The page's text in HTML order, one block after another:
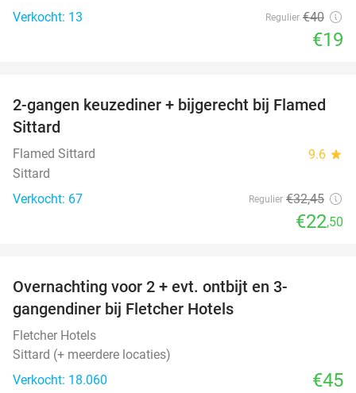
Verkocht: 13
Regulier €40
€19
31%
2-gangen keuzediner + bijgerecht bij Flamed
Sittard
Flamed Sittard 9.6 star
Sittard
Verkocht: 67
Regulier €32,45
€22,50
Overnachting voor 2 + evt. ontbijt en 3-
gangendiner bij Fletcher Hotels
Fletcher Hotels
Sittard (+ meerdere locaties)
Verkocht: 18.060
€45